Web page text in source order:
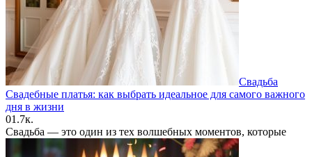
Свадьба
Свадебные платья: как выбрать идеальное для самого важного
дня в жизни
01.7к.
Свадьба — это один из тех волшебных моментов, которые